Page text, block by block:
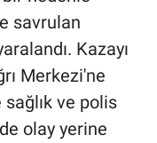
savrulan
Kazayı
Merkezi'ne
ve polis
olay yerine